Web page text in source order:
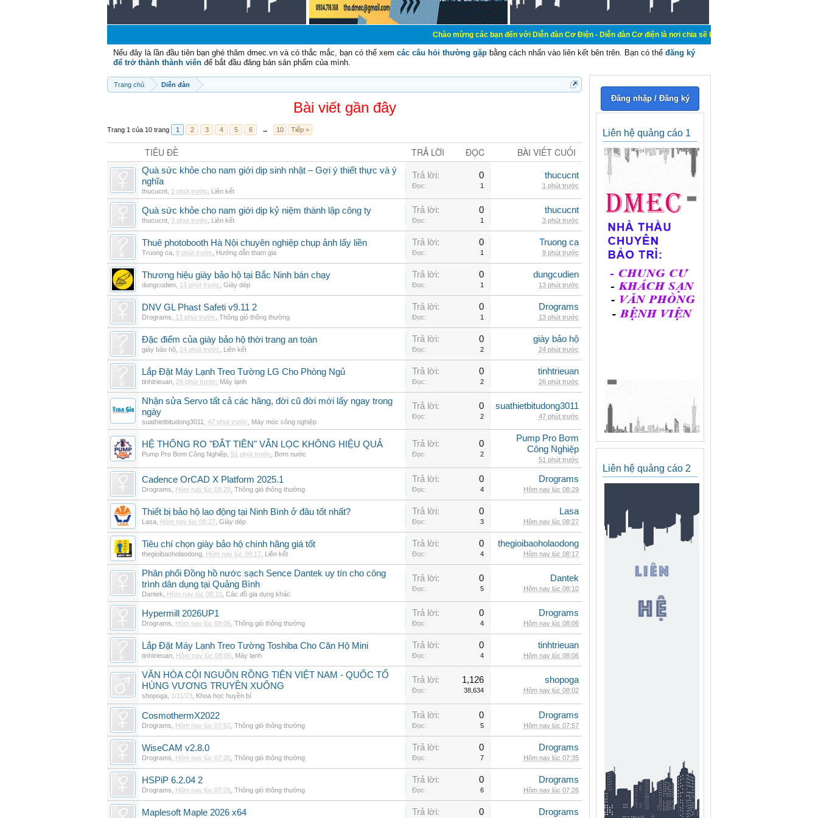
Chào mừng các bạn đến với Diễn đàn Cơ Điện - Diễn đàn Cơ điện là nơi chia sẽ kiến thức kinh nghiệm trong lãnh vực
Nếu đây là lần đầu tiên bạn ghé thăm dmec.vn và có thắc mắc, bạn có thể xem các câu hỏi thường gặp bằng cách nhấn vào liên kết bên trên. Bạn có thể đăng ký
để trở thành thành viên để bắt đầu đăng bán sản phẩm của mình.
Trang chủ Diễn đàn
Bài viết gần đây
Trang 1 của 10 trang 1 2 3 4 5 6 → 10 Tiếp >
TIÊU ĐỀ TRẢ LỜI ĐỌC BÀI VIẾT CUỐI
Quà sức khỏe cho nam giới dịp sinh nhật – Gợi ý thiết thực và ý
nghĩa
thucucnt 1 phút trước Liên kết
Trả lời: 0
Đọc: 1
thucucnt
1 phút trước
Quà sức khỏe cho nam giới dịp kỷ niệm thành lập công ty
thucucnt 3 phút trước Liên kết
Trả lời: 0
Đọc: 1
thucucnt
3 phút trước
Thuê photobooth Hà Nội chuyên nghiệp chụp ảnh lấy liền
Truong ca 9 phút trước Hướng dẫn tham gia
Trả lời: 0
Đọc: 1
Truong ca
9 phút trước
Thương hiệu giày bảo hộ tại Bắc Ninh bán chạy
dungcudien 13 phút trước Giày dép
Trả lời: 0
Đọc: 1
dungcudien
13 phút trước
DNV GL Phast Safeti v9.11 2
Drograms 13 phút trước Thông gió thông thường
Trả lời: 0
Đọc: 1
Drograms
13 phút trước
Đặc điểm của giày bảo hộ thời trang an toàn
giày bảo hộ 24 phút trước Liên kết
Trả lời: 0
Đọc: 2
giày bảo hộ
24 phút trước
Lắp Đặt Máy Lạnh Treo Tường LG Cho Phòng Ngủ
tinhtrieuan 26 phút trước Máy lạnh
Trả lời: 0
Đọc: 2
tinhtrieuan
26 phút trước
Nhận sửa Servo tất cả các hãng, đời cũ đời mới lấy ngay trong
ngày
suathietbitudong3011 47 phút trước Máy móc công nghiệp
Trả lời: 0
Đọc: 2
suathietbitudong3011
47 phút trước
HỆ THỐNG RO "ĐẮT TIỀN" VẪN LỌC KHÔNG HIỆU QUẢ
Pump Pro Bơm Công Nghiệp 51 phút trước Bơm nước
Trả lời: 0
Đọc: 2
Pump Pro Bơm
Công Nghiệp
51 phút trước
Cadence OrCAD X Platform 2025.1
Drograms Hôm nay lúc 08:29 Thông gió thông thường
Trả lời: 0
Đọc: 4
Drograms
Hôm nay lúc 08:29
Thiết bị bảo hộ lao động tại Ninh Bình ở đâu tốt nhất?
Lasa Hôm nay lúc 08:27 Giày dép
Trả lời: 0
Đọc: 3
Lasa
Hôm nay lúc 08:27
Tiêu chí chọn giày bảo hộ chính hãng giá tốt
thegioibaoholaodong Hôm nay lúc 08:17 Liên kết
Trả lời: 0
Đọc: 4
thegioibaoholaodong
Hôm nay lúc 08:17
Phân phối Đồng hồ nước sạch Sence Dantek uy tín cho công
trình dân dụng tại Quảng Bình
Dantek Hôm nay lúc 08:10 Các đồ gia dụng khác
Trả lời: 0
Đọc: 5
Dantek
Hôm nay lúc 08:10
Hypermill 2026UP1
Drograms Hôm nay lúc 08:06 Thông gió thông thường
Trả lời: 0
Đọc: 4
Drograms
Hôm nay lúc 08:06
Lắp Đặt Máy Lạnh Treo Tường Toshiba Cho Căn Hộ Mini
tinhtrieuan Hôm nay lúc 08:06 Máy lạnh
Trả lời: 0
Đọc: 4
tinhtrieuan
Hôm nay lúc 08:06
VĂN HÓA CỘI NGUỒN RỒNG TIÊN VIỆT NAM - QUỐC TỔ
HÙNG VƯƠNG TRUYỀN XUỐNG
shopoga 1/11/23 Khoa học huyền bí
Trả lời: 1,126
Đọc: 38,634
shopoga
Hôm nay lúc 08:02
CosmothermX2022
Drograms Hôm nay lúc 07:57 Thông gió thông thường
Trả lời: 0
Đọc: 5
Drograms
Hôm nay lúc 07:57
WiseCAM v2.8.0
Drograms Hôm nay lúc 07:35 Thông gió thông thường
Trả lời: 0
Đọc: 7
Drograms
Hôm nay lúc 07:35
HSPiP 6.2.04 2
Drograms Hôm nay lúc 07:26 Thông gió thông thường
Trả lời: 0
Đọc: 6
Drograms
Hôm nay lúc 07:26
Maplesoft Maple 2026 x64 Trả lời: 0 Drograms
Đăng nhập / Đăng ký
Liên hệ quảng cáo 1
Liên hệ quảng cáo 2